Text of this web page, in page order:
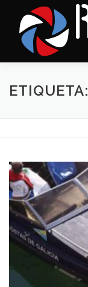
contenido
SERVICIOS
ETIQUETA: